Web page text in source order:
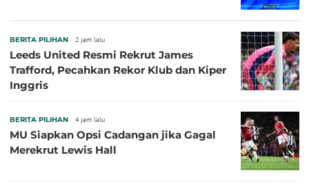
BERITA PILIHAN 2 jam lalu
Leeds United Resmi Rekrut James
Trafford, Pecahkan Rekor Klub dan Kiper
Inggris
BERITA PILIHAN 4 jam lalu
MU Siapkan Opsi Cadangan jika Gagal
Merekrut Lewis Hall